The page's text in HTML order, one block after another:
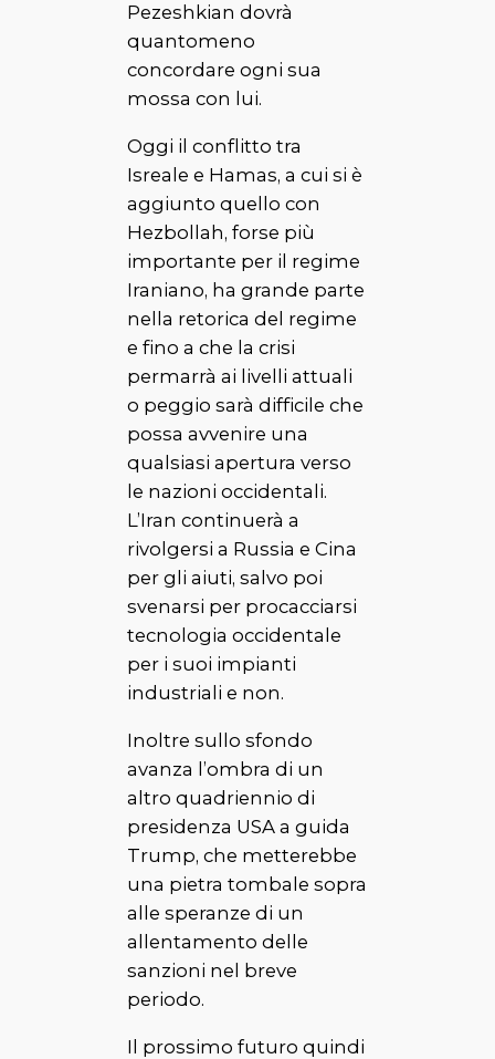
Pezeshkian dovrà
quantomeno
concordare ogni sua
mossa con lui.
Oggi il conflitto tra
Isreale e Hamas, a cui si è
aggiunto quello con
Hezbollah, forse più
importante per il regime
Iraniano, ha grande parte
nella retorica del regime
e fino a che la crisi
permarrà ai livelli attuali
o peggio sarà difficile che
possa avvenire una
qualsiasi apertura verso
le nazioni occidentali.
L’Iran continuerà a
rivolgersi a Russia e Cina
per gli aiuti, salvo poi
svenarsi per procacciarsi
tecnologia occidentale
per i suoi impianti
industriali e non.
Inoltre sullo sfondo
avanza l’ombra di un
altro quadriennio di
presidenza USA a guida
Trump, che metterebbe
una pietra tombale sopra
alle speranze di un
allentamento delle
sanzioni nel breve
periodo.
Il prossimo futuro quindi